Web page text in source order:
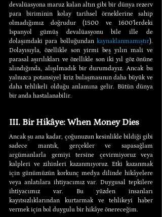
devalüasyona maruz kalan altın gibi bir dünya rezerv
para biriminin kolay tarihsel örneklerine sahip
olmadığımız doğrudur (1500 ve 1600’lerdeki
İspanyol gümüş devalüasyonu bile ille de
dolaşımdaki para bolluğundan kaynaklanmamıştır).
Dolayısıyla, özellikle son yirmi beş yılın mali ve
parasal aşırılıkları ve özellikle son iki yıl göz önüne
alındığında, alışılmadık bir durumdayız. Ancak bu
yalnızca potansiyel kriz bulaşmasının daha büyük ve
daha tehlikeli olduğu anlamına gelir. Bütün dünya
bir anda hastalanabilir.
III. Bir Hikâye: When Money Dies
Ancak şu ana kadar, çoğunuzun kesinlikle bildiği gibi
sadece mantık, gerçekler ve sapasağlam
argümanlarla gemiyi tersine çevirmiyoruz veya
kalpleri ve zihinleri kazanmıyoruz. Etki kazanmak
için günümüzün korkunç medya dilinde hikâyelere
veya anlatılara ihtiyacımız var. Duygusal tepkilere
ihtiyacımız var. Bu yüzden insanları
kayıtsızlıklarından kurtarmak ve tehlikeyi haber
vermek için bol duygulu bir hikâye önereceğim.